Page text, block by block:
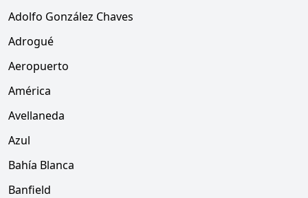
Adolfo González Chaves
Adrogué
Aeropuerto
América
Avellaneda
Azul
Bahía Blanca
Banfield